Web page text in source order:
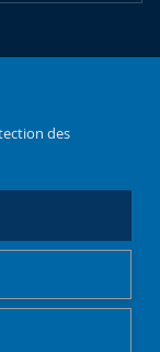
des